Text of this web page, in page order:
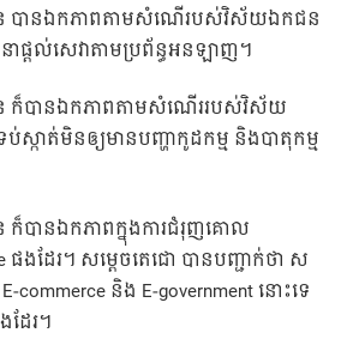
បានឯកភាពតាមសំណើរបស់វិស័យឯកជន
ផ្តល់សេវាតាមប្រព័ន្ធអនឡាញ។
ក៏បានឯកភាពតាមសំណើររបស់វិស័យ
ស្កាត់មិនឲ្យមានបញ្ហាកូដកម្ម និងបាតុកម្ម
បានឯកភាពក្នុងការជំរុញគោល
ងដែរ។ សម្តេចតេជោ បានបញ្ជាក់ថា ស
commerce និង E-government នោះទេ
ដែរ។